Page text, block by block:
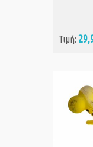
Τιμή: